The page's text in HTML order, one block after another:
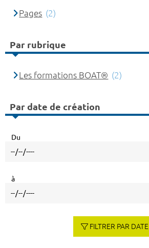
Pages (2)
Par rubrique
Les formations BOAT® (2)
Par date de création
Du
à
FILTRER PAR DATE